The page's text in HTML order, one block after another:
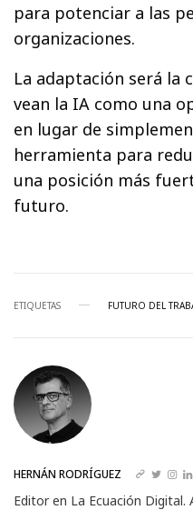
para potenciar a las
organizaciones.
La adaptación será la
vean la IA como una
en lugar de
herramienta para
una posición más
futuro.
ETIQUETAS FUTURO DEL
HERNÁN RODRÍGUEZ
Editor en La Ecuación